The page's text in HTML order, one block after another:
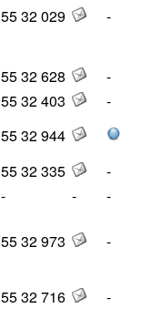
55 32 029
-
55 32 628
-
55 32 403
-
55 32 944
55 32 335
-
- -
-
55 32 973 -
55 32 716
-